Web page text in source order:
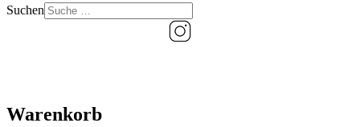
Suchen
Warenkorb